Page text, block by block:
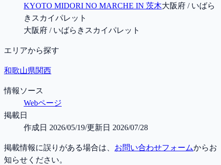
KYOTO MIDORI NO MARCHE IN 茨木大阪府 / いばら
きスカイパレット
大阪府 / いばらきスカイパレット
エリアから探す
和歌山県関西
情報ソース
Webページ
掲載日
作成日 2026/05/19/更新日 2026/07/28
掲載情報に誤りがある場合は、 お問い合わせフォームからお
知らせください。